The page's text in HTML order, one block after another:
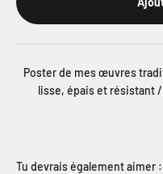
Poster de mes œuvres
lisse, épais et résistant
Tu devrais également aimer :